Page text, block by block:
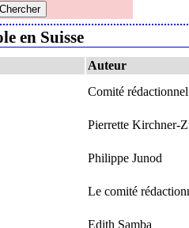
en Suisse
Auteur
Comité rédactionnel
Pierrette Kirchner-
Philippe Junod
Le comité
Edith Samba